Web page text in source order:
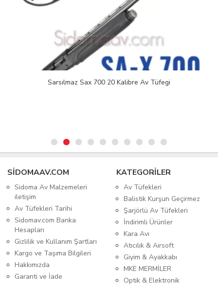
Sarsılmaz Sax 700 20 Kalibre Av Tüfegi
SIDOMAAV.COM
Sidoma Av Malzemeleri
iletişim
Av Tüfekleri Tarihi
Sidomav.com Banka
Hesapları
Gizlilik ve Kullanım Şartları
Kargo ve Taşıma Bilgileri
Hakkımızda
Garanti ve İade
KATEGORİLER
Av Tüfekleri
Balistik Kurşun Geçirmez
Şarjörlü Av Tüfekleri
İndirimli Ürünler
Kara Avı
Atıcılık & Airsoft
Giyim & Ayakkabı
MKE MERMİLER
Optik & Elektronik